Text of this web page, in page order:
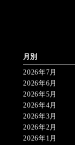
月別
2026年7月
2026年6月
2026年5月
2026年4月
2026年3月
2026年2月
2026年1月